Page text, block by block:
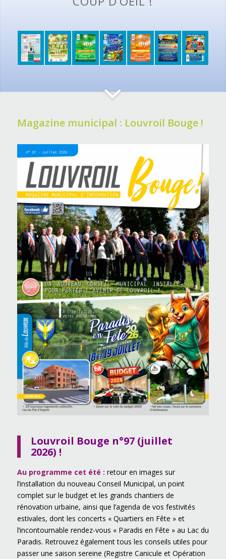
Magazine municipal : Louvroil Bouge !
Louvroil Bouge n°97 (juillet
2026) !
Au programme cet été : retour en images sur
l’installation du nouveau Conseil Municipal, un point
complet sur le budget et les grands chantiers de
rénovation urbaine, ainsi que l’agenda de vos festivités
estivales, dont les concerts « Quartiers en Fête » et
l’incontournable rendez-vous « Paradis en Fête » au Lac du
Paradis. Retrouvez également tous les conseils utiles pour
passer une saison sereine (Registre Canicule et Opération